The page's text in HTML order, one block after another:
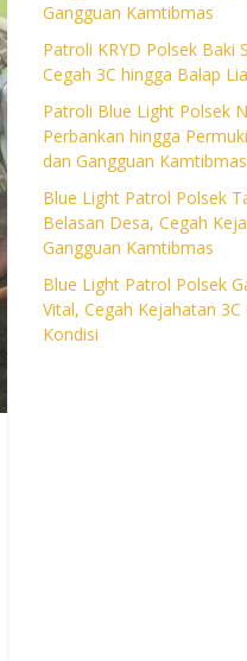
Gangguan Kamtibmas
Patroli KRYD Polsek Baki
Cegah 3C hingga Balap
Patroli Blue Light Polsek
Perbankan hingga
dan Gangguan Kamtibmas
Blue Light Patrol Polsek
Belasan Desa, Cegah
Gangguan Kamtibmas
Blue Light Patrol Polsek
Vital, Cegah Kejahatan
Kondisi